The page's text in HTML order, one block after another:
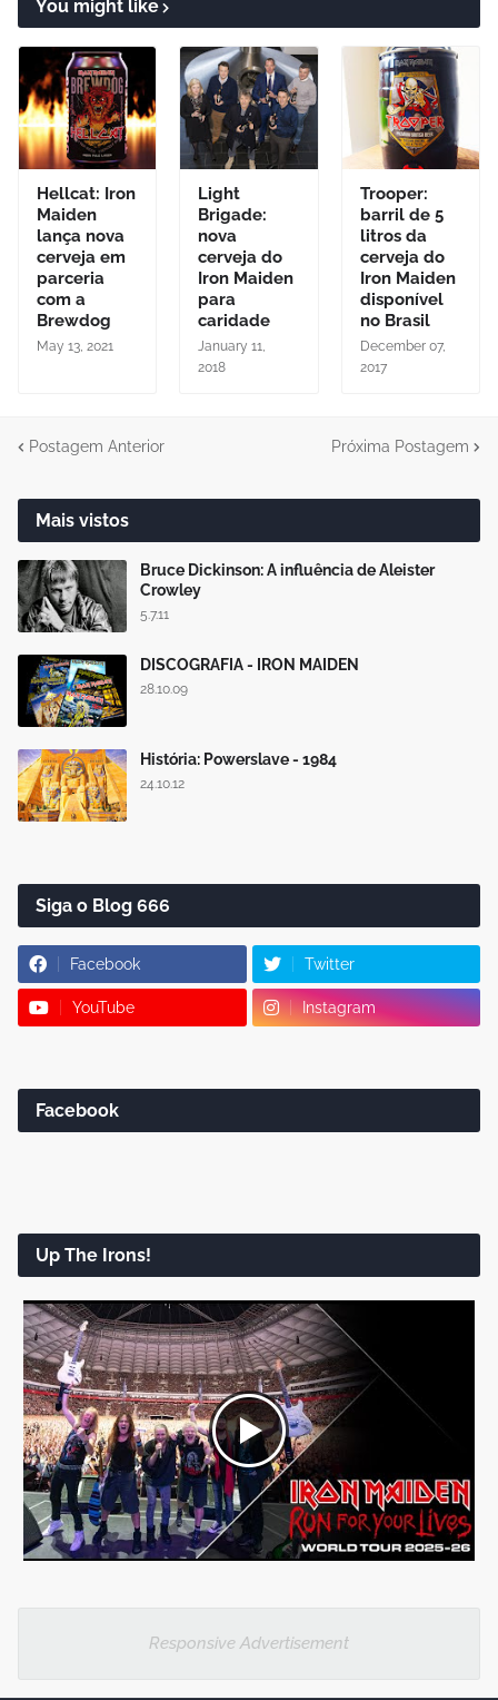
You might like
Hellcat: Iron
Maiden
lança nova
cerveja em
parceria
com a
Brewdog
May 13, 2021
Light
Brigade:
nova
cerveja do
Iron Maiden
para
caridade
January 11,
2018
Trooper:
barril de 5
litros da
cerveja do
Iron Maiden
disponível
no Brasil
December 07,
2017
Postagem Anterior Próxima Postagem
Mais vistos
Bruce Dickinson: A influência de Aleister
Crowley
5.7.11
DISCOGRAFIA - IRON MAIDEN
28.10.09
História: Powerslave - 1984
24.10.12
Siga o Blog 666
Facebook Twitter
YouTube Instagram
Facebook
Up The Irons!
Responsive Advertisement